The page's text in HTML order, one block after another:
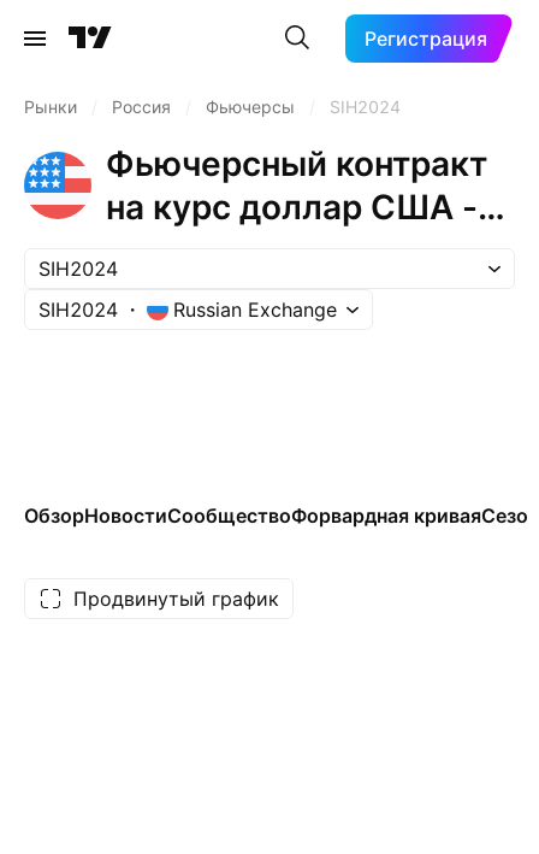
Регистрация
Рынки Россия Фьючерсы SIH2024
Фьючерсный контракт
на курс доллар США -
рубль (Mar 2024)
SIH2024
SIH2024
Russian Exchange
ОбзорНовостиСообществоФорвардная кривая
Продвинутый график